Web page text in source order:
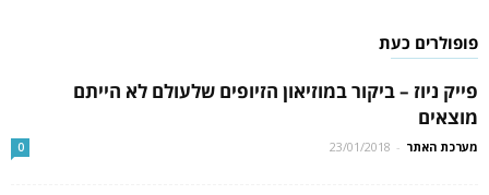
פופולרים כעת
פייק ניוז – ביקור במוזיאון הזיופים שלעולם לא הייתם
מוצאים
מערכת האתר -
23/01/2018
0